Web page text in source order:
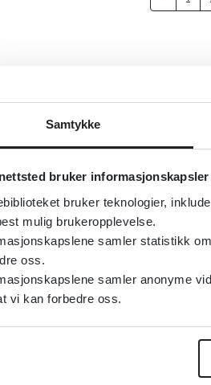
Samtykke
bruker informasjonskapsler
bruker teknologier,
mulig brukeropplevelse.
samler statistikk
oss.
samler anonyme
vi kan forbedre oss.